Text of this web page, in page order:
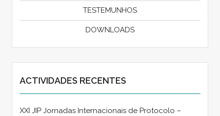
TESTEMUNHOS
DOWNLOADS
ACTIVIDADES RECENTES
XXI JIP Jornadas Internacionais de Protocolo –